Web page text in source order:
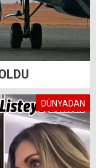
DÜNYADAN